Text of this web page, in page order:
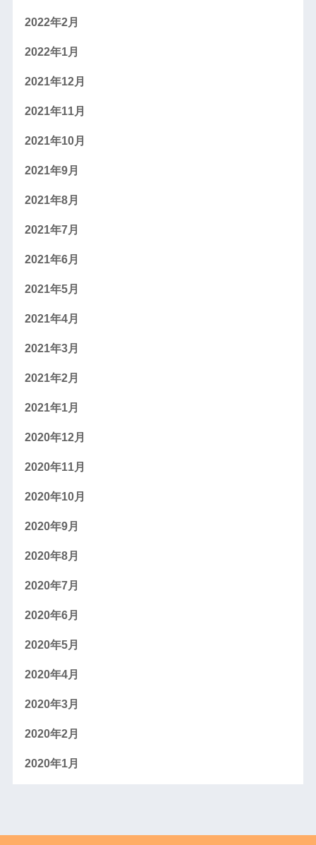
2022年2月
2022年1月
2021年12月
2021年11月
2021年10月
2021年9月
2021年8月
2021年7月
2021年6月
2021年5月
2021年4月
2021年3月
2021年2月
2021年1月
2020年12月
2020年11月
2020年10月
2020年9月
2020年8月
2020年7月
2020年6月
2020年5月
2020年4月
2020年3月
2020年2月
2020年1月